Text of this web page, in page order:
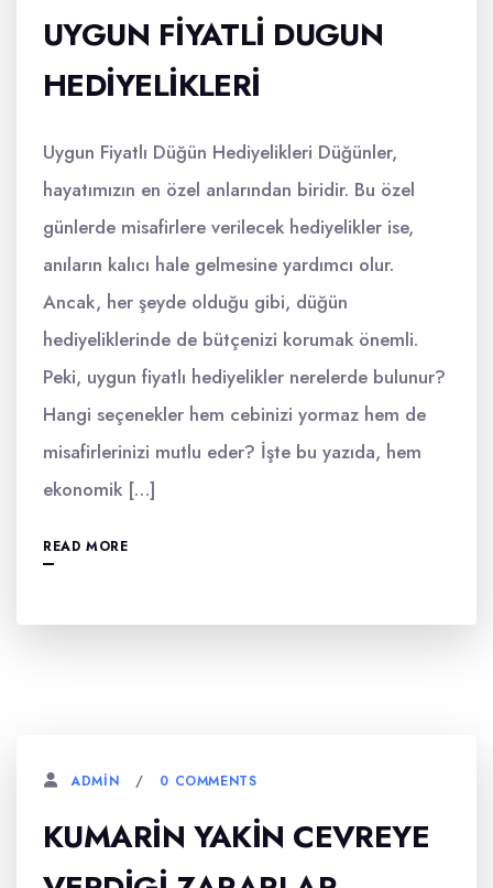
UYGUN FIYATLI DUGUN
HEDIYELIKLERI
Uygun Fiyatlı Düğün Hediyelikleri Düğünler,
hayatımızın en özel anlarından biridir. Bu özel
günlerde misafirlere verilecek hediyelikler ise,
anıların kalıcı hale gelmesine yardımcı olur.
Ancak, her şeyde olduğu gibi, düğün
hediyeliklerinde de bütçenizi korumak önemli.
Peki, uygun fiyatlı hediyelikler nerelerde bulunur?
Hangi seçenekler hem cebinizi yormaz hem de
misafirlerinizi mutlu eder? İşte bu yazıda, hem
ekonomik […]
READ MORE
ADMIN 0 COMMENTS
KUMARIN YAKIN CEVREYE